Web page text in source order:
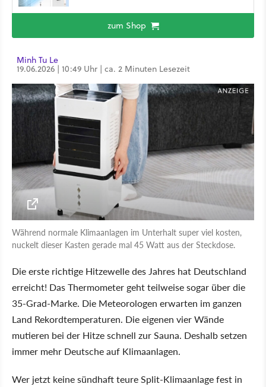
zum Shop
Minh Tu Le
19.06.2026 | 10:49 Uhr | ca. 2 Minuten Lesezeit
Während normale Klimaanlagen im Unterhalt super viel kosten,
nuckelt dieser Kasten gerade mal 45 Watt aus der Steckdose.
Die erste richtige Hitzewelle des Jahres hat Deutschland
erreicht! Das Thermometer geht teilweise sogar über die
35-Grad-Marke. Die Meteorologen erwarten im ganzen
Land Rekordtemperaturen. Die eigenen vier Wände
mutieren bei der Hitze schnell zur Sauna. Deshalb setzen
immer mehr Deutsche auf Klimaanlagen.
Wer jetzt keine sündhaft teure Split-Klimaanlage fest in